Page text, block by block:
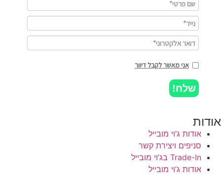
אני מאשר לקבל דיוור
שלח!
אודות
אודות ג’וי מובייל
סניפים ויצירת קשר
Trade-In בג’וי מובייל
אודות ג’וי מובייל